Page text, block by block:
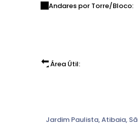
Andares por Torre/Bloco:
Área Útil:
Jardim Paulista,Atibaia,